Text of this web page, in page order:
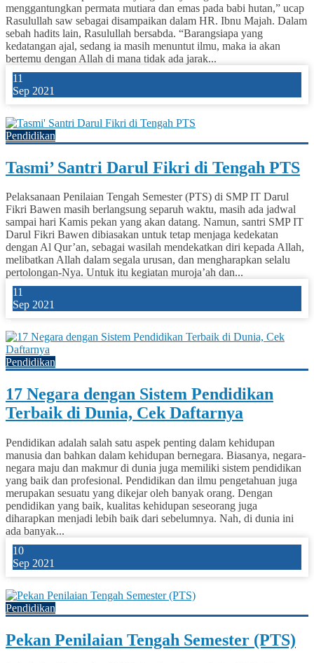
menggantungkan permata mutiara dan emas pada babi hutan,” ucap
Rasulullah saw sebagai disampaikan dalam HR. Ibnu Majah. Dalam
sebah hadits lain, Rasulullah bersabda. “Barangsiapa yang
kedatangan ajal, sedang ia masih menuntut ilmu, maka ia akan
bertemu dengan Allah di mana tidak ada jarak...
11
Sep 2021
Pendidikan
Tasmi’ Santri Darul Fikri di Tengah PTS
Pelaksanaan Penilaian Tengah Semester (PTS) di SMP IT Darul
Fikri Bawen masih berlangsung separuh waktu, masih ada jadwal
sampai hari Kamis pekan yang akan datang. Namun, santri SMP IT
Darul Fikri Bawen dibiasakan untuk tetap menjaga kedekatan
dengan Al Qur’an, sebagai wasilah mendekatkan diri kepada Allah,
melibatkan Allah dalam segala urusan, dan mengharapkan selalu
pertolongan-Nya. Untuk itu kegiatan muroja’ah dan...
11
Sep 2021
Pendidikan
17 Negara dengan Sistem Pendidikan
Terbaik di Dunia, Cek Daftarnya
Pendidikan adalah salah satu aspek penting dalam kehidupan
manusia dan bahkan dalam kehidupan bernegara. Biasanya, negara-
negara maju dan makmur di dunia juga memiliki sistem pendidikan
yang baik dan profesional. Pendidikan dan ilmu pengetahuan juga
merupakan sesuatu yang dikejar oleh banyak orang. Dengan
pendidikan yang baik, kualitas kehidupan seseorang juga
diharapkan menjadi lebih baik dari sebelumnya. Nah, di dunia ini
ada banyak...
10
Sep 2021
Pendidikan
Pekan Penilaian Tengah Semester (PTS)